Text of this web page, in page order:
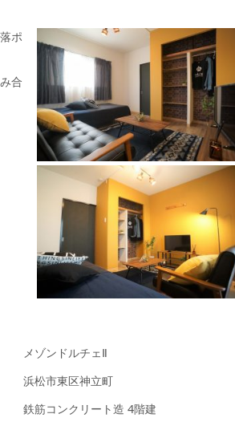
ポ
合
メゾンドルチェⅡ
浜松市東区神立町
鉄筋コンクリート造 4階建